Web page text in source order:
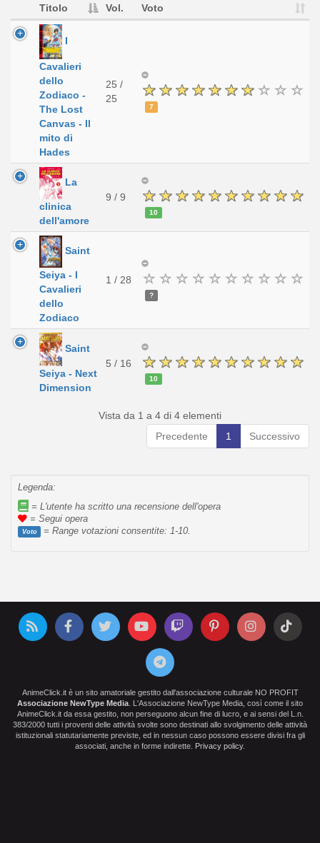
Titolo Vol. Voto
I
Cavalieri
dello
Zodiaco -
The Lost
Canvas - Il
mito di
Hades
25 /
25
7
La
clinica
dell'amore
9 / 9
10
Saint
Seiya - I
Cavalieri
dello
Zodiaco
1 / 28
?
Saint
Seiya - Next
Dimension
5 / 16
10
Vista da 1 a 4 di 4 elementi
Precedente
1 Successivo
Legenda:
= L'utente ha scritto una recensione dell'opera
= Segui opera
Voto = Range votazioni consentite: 1-10.
AnimeClick.it è un sito amatoriale gestito dall'associazione culturale NO PROFIT
Associazione NewType Media . L'Associazione NewType Media, così come il sito
AnimeClick.it da essa gestito, non perseguono alcun fine di lucro, e ai sensi del L.n.
383/2000 tutti i proventi delle attività svolte sono destinati allo svolgimento delle attività
istituzionali statutariamente previste, ed in nessun caso possono essere divisi fra gli
associati, anche in forme indirette. Privacy policy.